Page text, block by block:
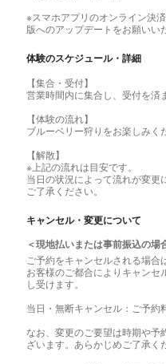
※スマホアプリのオンライン決
版へのアップデートをお願いい
体験のスケジュール・詳細
【集合・受付】
営業時間内に集合し、受付を済
【体験の流れ】
ブルーベリー狩りをお楽しみく
【解散】
※上記の流れは目安です。
当日の状況によって流れが変更
ご了承ください。
キャンセル・変更について
＜現地払いまたは事前振込の場
ご予約をキャンセルされる場合
お客様のご都合によりキャンセ
し受けます。
当日・無断キャンセル：ご予約
なお、変更のご要望は時期や
ざいます。あらかじめご了承く